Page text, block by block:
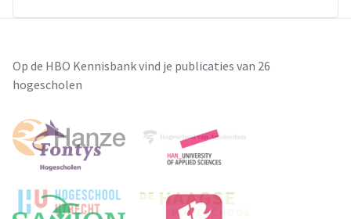
Op de HBO Kennisbank vind je publicaties van 26
hogescholen